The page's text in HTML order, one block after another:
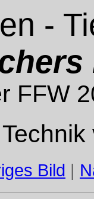
-
FFW
Bild |